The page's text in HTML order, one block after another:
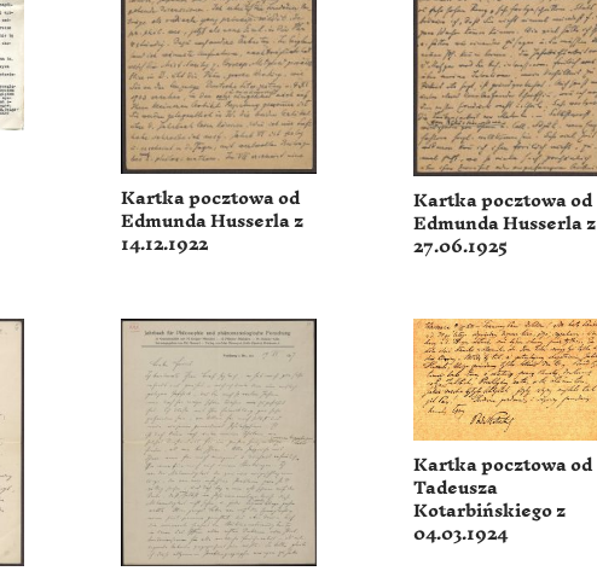
Kartka pocztowa od
Edmunda Husserla z
14.12.1922
Kartka pocztowa od
Edmunda Husserla z
27.06.1925
Kartka pocztowa od
Tadeusza
Kotarbińskiego z
04.03.1924